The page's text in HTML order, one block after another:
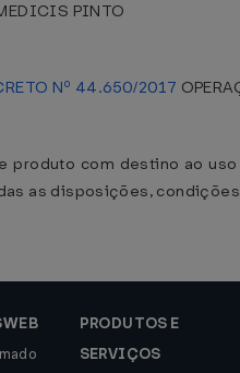
PINTO
Nº 44.650/2017
produto com destino ao
as disposições,
PRODUTOS E
SERVIÇOS